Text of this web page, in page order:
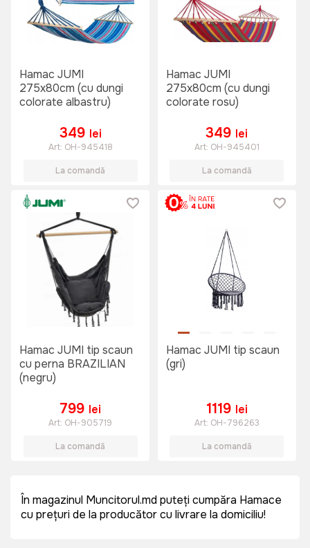
Hamac JUMI
275x80cm (cu dungi
colorate albastru)
349 lei
Art: OH-945418
La comandă
Hamac JUMI
275x80cm (cu dungi
colorate rosu)
349 lei
Art: OH-945401
La comandă
Hamac JUMI tip scaun
cu perna BRAZILIAN
(negru)
799 lei
Art: OH-905719
La comandă
Hamac JUMI tip scaun
(gri)
1119 lei
Art: OH-796263
La comandă
În magazinul Muncitorul.md puteți cumpăra Hamace
cu prețuri de la producător cu livrare la domiciliu!